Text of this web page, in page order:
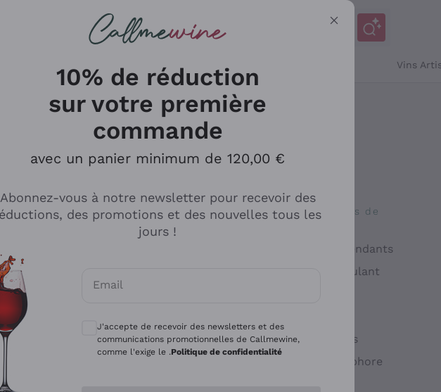
Vins
Explorer le catalogue
Producteurs
Mascarello Bartolo
Rinaldi Giuseppe
Les philosophies de
Vignerons Indépendants
Recoltant Manipulant
Levures indigènes
Vins Faits en Amphore
10% de réduction
sur votre première
commande
avec un panier minimum de 120,00 €
Abonnez-vous à notre newsletter pour recevoir des
des promotions et des nouvelles tous les
jours !
Email
Consentements optionnels pour recevoir des communications et
J'accepte de recevoir des newsletters et des
communications promotionnelles de Callmewine,
comme l'exige le .Politique de confidentialité